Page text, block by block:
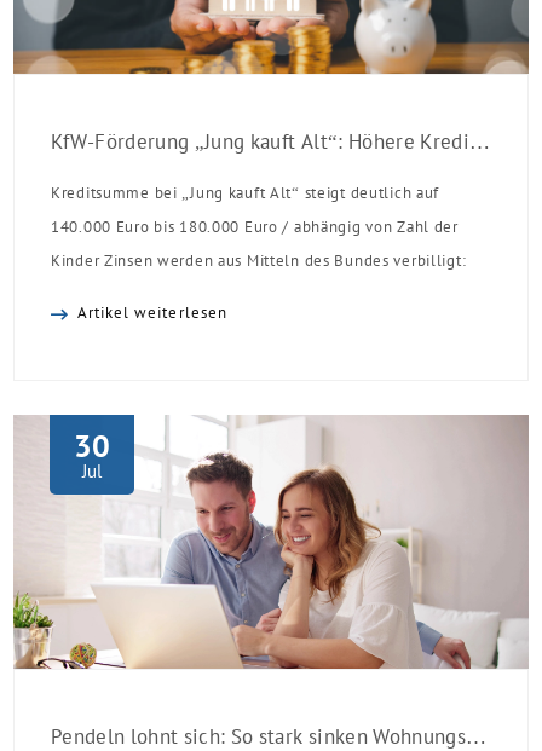
KfW-Förderung „Jung kauft Alt“: Höhere Kredite ab August 2026
Kreditsumme bei „Jung kauft Alt“ steigt deutlich auf
140.000 Euro bis 180.000 Euro / abhängig von Zahl der
Kinder Zinsen werden aus Mitteln des Bundes verbilligt:
Einzelmaßnahmen […]
Artikel weiterlesen
30
Jul
Pendeln lohnt sich: So stark sinken Wohnungspreise im Umland